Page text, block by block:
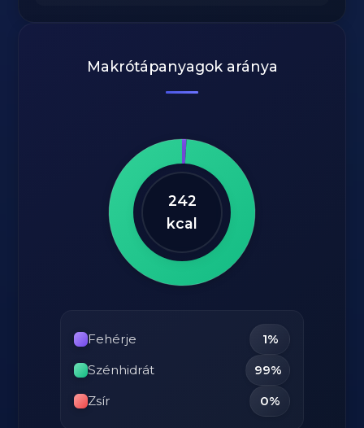
Makrótápanyagok aránya
242
kcal
Fehérje
1%
Szénhidrát
99%
Zsír
0%